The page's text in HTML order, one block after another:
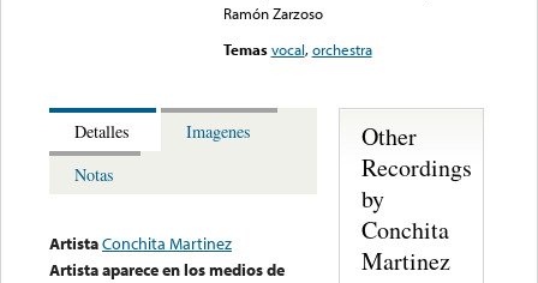
Ramón Zarzoso
Temas vocal,orchestra
Detalles
Imagenes
Notas
ArtistaConchita Martinez
Artista aparece en los medios de
Other
Recordings
by
Conchita
Martinez